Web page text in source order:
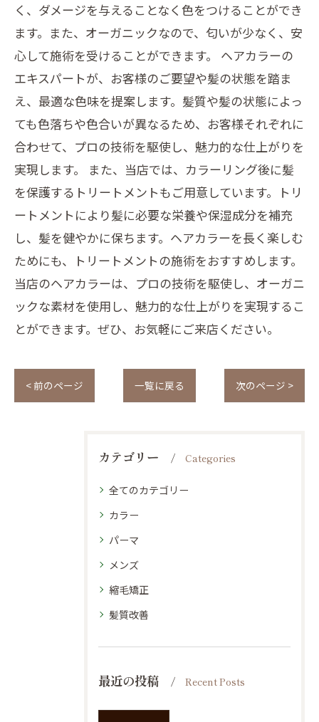
く、ダメージを与えることなく色をつけることができ
ます。また、オーガニックなので、匂いが少なく、安
心して施術を受けることができます。 ヘアカラーの
エキスパートが、お客様のご要望や髪の状態を踏ま
え、最適な色味を提案します。髪質や髪の状態によっ
ても色落ちや色合いが異なるため、お客様それぞれに
合わせて、プロの技術を駆使し、魅力的な仕上がりを
実現します。 また、当店では、カラーリング後に髪
を保護するトリートメントもご用意しています。トリ
ートメントにより髪に必要な栄養や保湿成分を補充
し、髪を健やかに保ちます。ヘアカラーを長く楽しむ
ためにも、トリートメントの施術をおすすめします。
当店のヘアカラーは、プロの技術を駆使し、オーガニ
ックな素材を使用し、魅力的な仕上がりを実現するこ
とができます。ぜひ、お気軽にご来店ください。
< 前のページ 一覧に戻る 次のページ >
カテゴリー Categories
全てのカテゴリー
カラー
パーマ
メンズ
縮毛矯正
髪質改善
最近の投稿 Recent Posts